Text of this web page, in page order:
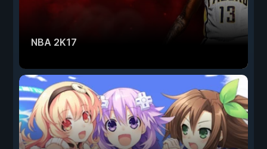
NBA 2K17